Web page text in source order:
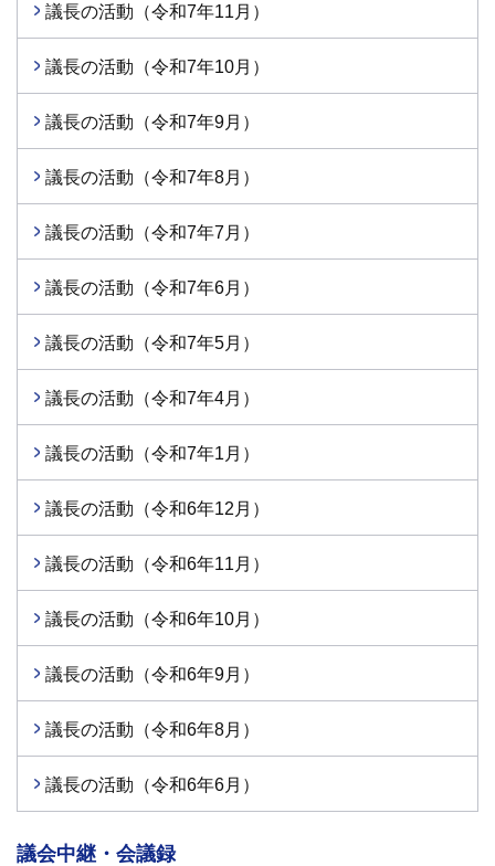
議長の活動（令和7年11月）
議長の活動（令和7年10月）
議長の活動（令和7年9月）
議長の活動（令和7年8月）
議長の活動（令和7年7月）
議長の活動（令和7年6月）
議長の活動（令和7年5月）
議長の活動（令和7年4月）
議長の活動（令和7年1月）
議長の活動（令和6年12月）
議長の活動（令和6年11月）
議長の活動（令和6年10月）
議長の活動（令和6年9月）
議長の活動（令和6年8月）
議長の活動（令和6年6月）
議会中継・会議録